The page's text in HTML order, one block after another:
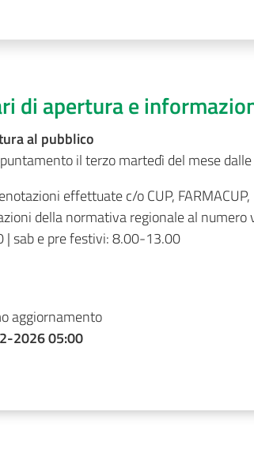
di apertura e
al pubblico
il terzo martedì del mese
effettuate c/o CUP,
della normativa regionale al
| sab e pre festivi: 8.00-13.00
aggiornamento
2026 05:00